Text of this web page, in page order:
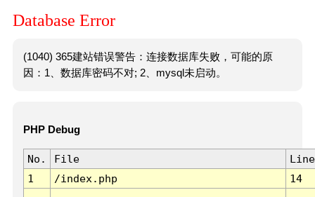
Database Error
(1040) 365建站错误警告：连接数据库失败，可能的原
因：1、数据库密码不对; 2、mysql未启动。
PHP Debug
No. File
Line
1
/index.php 14